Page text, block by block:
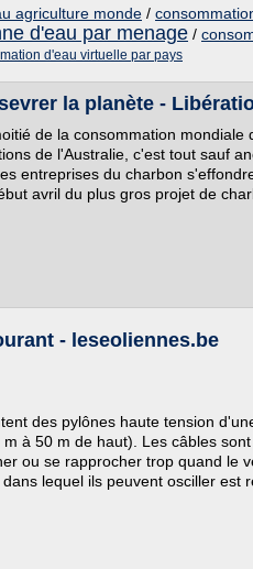
agriculture monde /
d'eau par menage /
d'eau virtuelle par pays
la planète -
de la consommation mondiale
de l'Australie, c'est tout sauf
entreprises du charbon
avril du plus gros projet de
- leseoliennes.be
des pylônes haute tension
à 50 m de haut). Les câbles
ou se rapprocher trop quand le
lequel ils peuvent osciller est